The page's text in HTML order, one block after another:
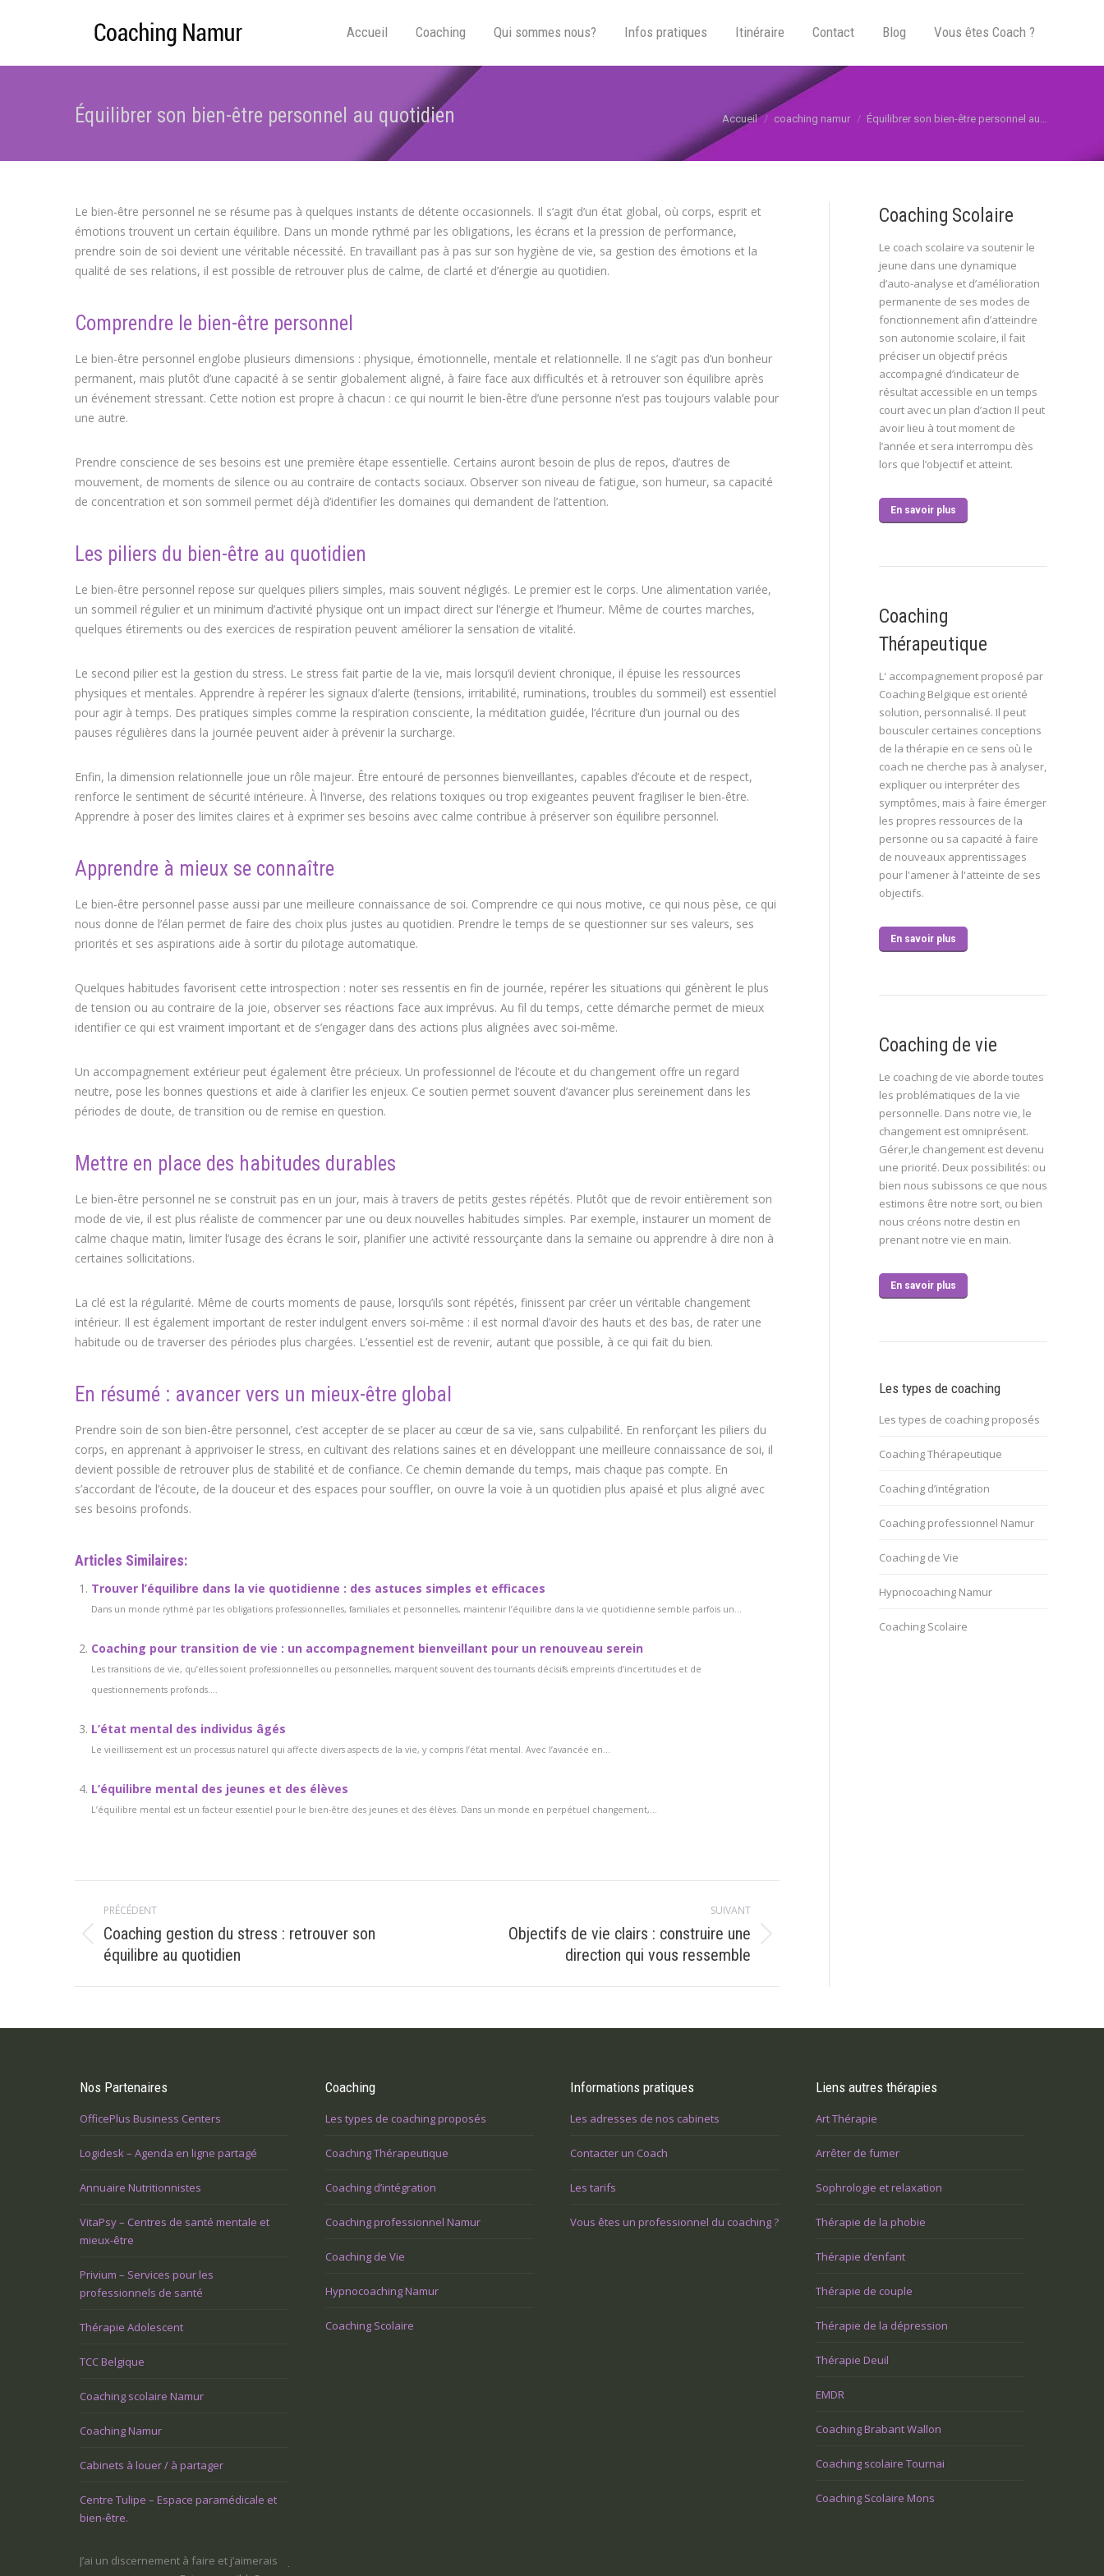
Accueil Coaching Qui sommes nous? Infos pratiques Itinéraire Contact Blog Vous êtes Coach ?
Équilibrer son bien-être personnel au quotidien Vous êtes ici :
Accueil coaching namur Équilibrer son bien-être personnel au…
Le bien-être personnel ne se résume pas à quelques instants de détente occasionnels. Il s’agit d’un état global, où corps, esprit et
émotions trouvent un certain équilibre. Dans un monde rythmé par les obligations, les écrans et la pression de performance,
prendre soin de soi devient une véritable nécessité. En travaillant pas à pas sur son hygiène de vie, sa gestion des émotions et la
qualité de ses relations, il est possible de retrouver plus de calme, de clarté et d’énergie au quotidien.
Comprendre le bien-être personnel
Le bien-être personnel englobe plusieurs dimensions : physique, émotionnelle, mentale et relationnelle. Il ne s’agit pas d’un bonheur
permanent, mais plutôt d’une capacité à se sentir globalement aligné, à faire face aux difficultés et à retrouver son équilibre après
un événement stressant. Cette notion est propre à chacun : ce qui nourrit le bien-être d’une personne n’est pas toujours valable pour
une autre.
Prendre conscience de ses besoins est une première étape essentielle. Certains auront besoin de plus de repos, d’autres de
mouvement, de moments de silence ou au contraire de contacts sociaux. Observer son niveau de fatigue, son humeur, sa capacité
de concentration et son sommeil permet déjà d’identifier les domaines qui demandent de l’attention.
Les piliers du bien-être au quotidien
Le bien-être personnel repose sur quelques piliers simples, mais souvent négligés. Le premier est le corps. Une alimentation variée,
un sommeil régulier et un minimum d’activité physique ont un impact direct sur l’énergie et l’humeur. Même de courtes marches,
quelques étirements ou des exercices de respiration peuvent améliorer la sensation de vitalité.
Le second pilier est la gestion du stress. Le stress fait partie de la vie, mais lorsqu’il devient chronique, il épuise les ressources
physiques et mentales. Apprendre à repérer les signaux d’alerte (tensions, irritabilité, ruminations, troubles du sommeil) est essentiel
pour agir à temps. Des pratiques simples comme la respiration consciente, la méditation guidée, l’écriture d’un journal ou des
pauses régulières dans la journée peuvent aider à prévenir la surcharge.
Enfin, la dimension relationnelle joue un rôle majeur. Être entouré de personnes bienveillantes, capables d’écoute et de respect,
renforce le sentiment de sécurité intérieure. À l’inverse, des relations toxiques ou trop exigeantes peuvent fragiliser le bien-être.
Apprendre à poser des limites claires et à exprimer ses besoins avec calme contribue à préserver son équilibre personnel.
Apprendre à mieux se connaître
Le bien-être personnel passe aussi par une meilleure connaissance de soi. Comprendre ce qui nous motive, ce qui nous pèse, ce qui
nous donne de l’élan permet de faire des choix plus justes au quotidien. Prendre le temps de se questionner sur ses valeurs, ses
priorités et ses aspirations aide à sortir du pilotage automatique.
Quelques habitudes favorisent cette introspection : noter ses ressentis en fin de journée, repérer les situations qui génèrent le plus
de tension ou au contraire de la joie, observer ses réactions face aux imprévus. Au fil du temps, cette démarche permet de mieux
identifier ce qui est vraiment important et de s’engager dans des actions plus alignées avec soi-même.
Un accompagnement extérieur peut également être précieux. Un professionnel de l’écoute et du changement offre un regard
neutre, pose les bonnes questions et aide à clarifier les enjeux. Ce soutien permet souvent d’avancer plus sereinement dans les
périodes de doute, de transition ou de remise en question.
Mettre en place des habitudes durables
Le bien-être personnel ne se construit pas en un jour, mais à travers de petits gestes répétés. Plutôt que de revoir entièrement son
mode de vie, il est plus réaliste de commencer par une ou deux nouvelles habitudes simples. Par exemple, instaurer un moment de
calme chaque matin, limiter l’usage des écrans le soir, planifier une activité ressourçante dans la semaine ou apprendre à dire non à
certaines sollicitations.
La clé est la régularité. Même de courts moments de pause, lorsqu’ils sont répétés, finissent par créer un véritable changement
intérieur. Il est également important de rester indulgent envers soi-même : il est normal d’avoir des hauts et des bas, de rater une
habitude ou de traverser des périodes plus chargées. L’essentiel est de revenir, autant que possible, à ce qui fait du bien.
En résumé : avancer vers un mieux-être global
Prendre soin de son bien-être personnel, c’est accepter de se placer au cœur de sa vie, sans culpabilité. En renforçant les piliers du
corps, en apprenant à apprivoiser le stress, en cultivant des relations saines et en développant une meilleure connaissance de soi, il
devient possible de retrouver plus de stabilité et de confiance. Ce chemin demande du temps, mais chaque pas compte. En
s’accordant de l’écoute, de la douceur et des espaces pour souffler, on ouvre la voie à un quotidien plus apaisé et plus aligné avec
ses besoins profonds.
Articles Similaires:
Trouver l’équilibre dans la vie quotidienne : des astuces simples et efficaces
Dans un monde rythmé par les obligations professionnelles, familiales et personnelles, maintenir l’équilibre dans la vie quotidienne semble parfois un...
Coaching pour transition de vie : un accompagnement bienveillant pour un renouveau serein
Les transitions de vie, qu’elles soient professionnelles ou personnelles, marquent souvent des tournants décisifs empreints d’incertitudes et de
questionnements profonds....
L’état mental des individus âgés
Le vieillissement est un processus naturel qui affecte divers aspects de la vie, y compris l’état mental. Avec l’avancée en...
L’équilibre mental des jeunes et des élèves
L’équilibre mental est un facteur essentiel pour le bien-être des jeunes et des élèves. Dans un monde en perpétuel changement,...
article
PRÉCÉDENT
Article
précédent
Coaching gestion du stress : retrouver son
équilibre au quotidien
SUIVANT
Objectifs de vie clairs : construire une
direction qui vous ressemble
Coaching Scolaire
Le coach scolaire va soutenir le
jeune dans une dynamique
d’auto-analyse et d’amélioration
permanente de ses modes de
fonctionnement afin d’atteindre
son autonomie scolaire, il fait
préciser un objectif précis
accompagné d’indicateur de
résultat accessible en un temps
court avec un plan d’action Il peut
avoir lieu à tout moment de
l’année et sera interrompu dès
lors que l’objectif et atteint.
En savoir plus
Coaching
Thérapeutique
L' accompagnement proposé par
Coaching Belgique est orienté
solution, personnalisé. Il peut
bousculer certaines conceptions
de la thérapie en ce sens où le
coach ne cherche pas à analyser,
expliquer ou interpréter des
symptômes, mais à faire émerger
les propres ressources de la
personne ou sa capacité à faire
de nouveaux apprentissages
pour l'amener à l'atteinte de ses
objectifs.
En savoir plus
Coaching de vie
Le coaching de vie aborde toutes
les problématiques de la vie
personnelle. Dans notre vie, le
changement est omniprésent.
Gérer,le changement est devenu
une priorité. Deux possibilités: ou
bien nous subissons ce que nous
estimons être notre sort, ou bien
nous créons notre destin en
prenant notre vie en main.
En savoir plus
Les types de coaching
Les types de coaching proposés
Coaching Thérapeutique
Coaching d’intégration
Coaching professionnel Namur
Coaching de Vie
Hypnocoaching Namur
Coaching Scolaire
Nos Partenaires
OfficePlus Business Centers
Logidesk – Agenda en ligne partagé
Annuaire Nutritionnistes
VitaPsy – Centres de santé mentale et
mieux-être
Privium – Services pour les
professionnels de santé
Thérapie Adolescent
TCC Belgique
Coaching scolaire Namur
Coaching Namur
Cabinets à louer / à partager
Centre Tulipe – Espace paramédicale et
bien-être.
Coaching
Les types de coaching proposés
Coaching Thérapeutique
Coaching d’intégration
Coaching professionnel Namur
Coaching de Vie
Hypnocoaching Namur
Coaching Scolaire
Informations pratiques
Les adresses de nos cabinets
Contacter un Coach
Les tarifs
Vous êtes un professionnel du coaching ?
Liens autres thérapies
Art Thérapie
Arrêter de fumer
Sophrologie et relaxation
Thérapie de la phobie
Thérapie d’enfant
Thérapie de couple
Thérapie de la dépression
Thérapie Deuil
EMDR
Coaching Brabant Wallon
Coaching scolaire Tournai
Coaching Scolaire Mons
faire et j’aimerais
Je ne sais pas ce que je veux faire dans